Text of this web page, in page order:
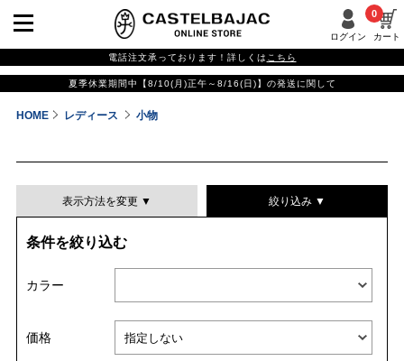
ログイン カート
0
電話注文承っております！詳しくは こちら
夏季休業期間中【8/10(月)正午～8/16(日)】の発送に関して
HOME レディース 小物
表示方法を変更 ▼ 絞り込み ▼
条件を絞り込む
カラー
価格